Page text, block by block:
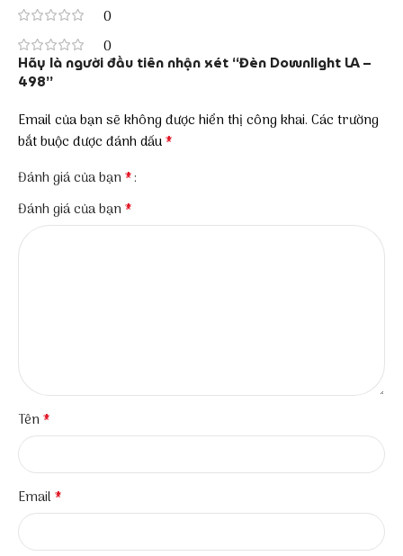
0
0
Hãy là người đầu tiên nhận xét “Đèn Downlight LA –
498”
Email của bạn sẽ không được hiển thị công khai. Các trường
bắt buộc được đánh dấu*
Đánh giá của bạn*
Đánh giá của bạn*
Tên*
Email*